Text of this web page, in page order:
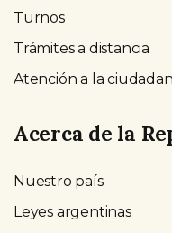
Turnos
Trámites a distancia
Atención a la
Acerca de la
Nuestro país
Leyes argentinas